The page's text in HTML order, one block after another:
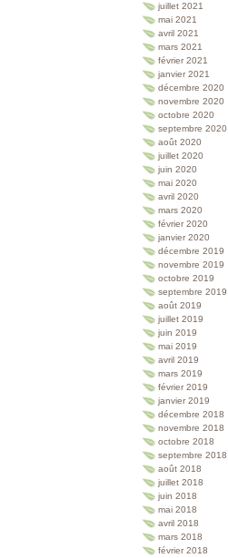
juillet 2021
mai 2021
avril 2021
mars 2021
février 2021
janvier 2021
décembre 2020
novembre 2020
octobre 2020
septembre 2020
août 2020
juillet 2020
juin 2020
mai 2020
avril 2020
mars 2020
février 2020
janvier 2020
décembre 2019
novembre 2019
octobre 2019
septembre 2019
août 2019
juillet 2019
juin 2019
mai 2019
avril 2019
mars 2019
février 2019
janvier 2019
décembre 2018
novembre 2018
octobre 2018
septembre 2018
août 2018
juillet 2018
juin 2018
mai 2018
avril 2018
mars 2018
février 2018